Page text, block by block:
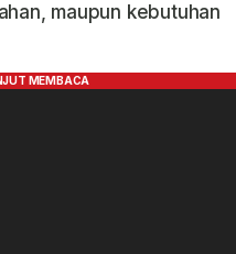
maupun kebutuhan